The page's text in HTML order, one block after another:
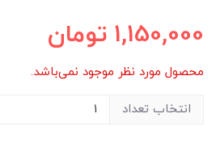
1,150,000 تومان
محصول مورد نظر موجود نمی‌باشد.
انتخاب تعداد